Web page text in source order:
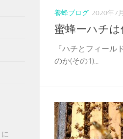
養蜂ブログ 2020年7
蜜蜂ーハチ
『ハチとフィール
のか(その1)...
に